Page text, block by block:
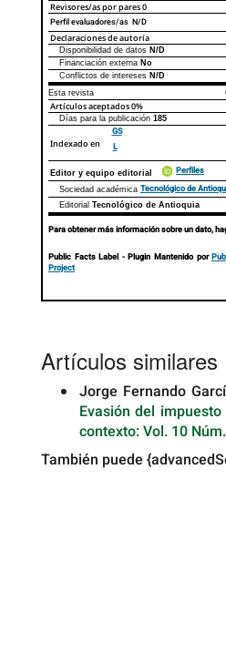
Revisores/as por pares0
Perfil evaluadores/as N/D
Declaraciones de autoría
Declaraciones de autoríaEste artículo
Disponibilidad de datos N/D
Financiación externa No
Conflictos de intereses N/D
Esta revista
Artículos aceptados0%
Días para la publicación 185
Indexado en
GS
L
Editor y equipo editorial Perfiles
Sociedad académica Tecnológico de
Editorial Tecnológico de Antioquia
Para obtener más información sobre un dato,
Public Facts Label - Plugin Mantenido por
Project
Artículos similares
Jorge Fernando
Evasión del
contexto: Vol. 10
También puede